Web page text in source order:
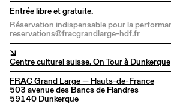
Entrée libre et gratuite.
Réservation indispensable pour la performance de Lauren Huret :
reservations@fracgrandlarge-hdf.fr
↘
Centre culturel suisse. On Tour à Dunkerque
FRAC Grand Large — Hauts-de-France
503 avenue des Bancs de Flandres
59140 Dunkerque